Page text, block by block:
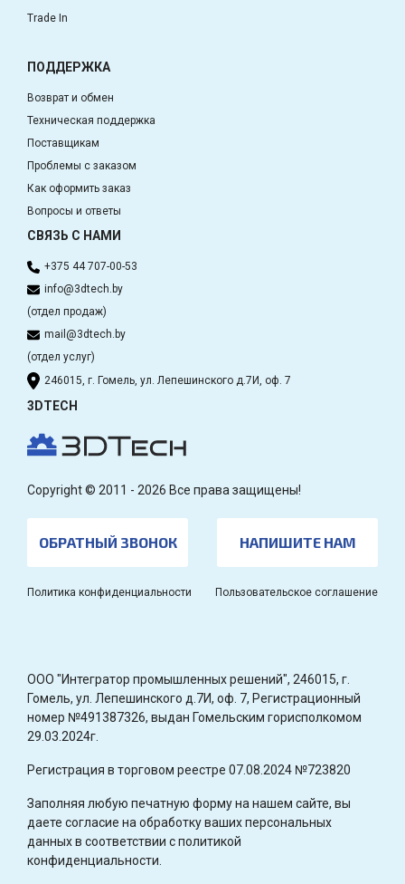
Trade In
ПОДДЕРЖКА
Возврат и обмен
Техническая поддержка
Поставщикам
Проблемы с заказом
Как оформить заказ
Вопросы и ответы
СВЯЗЬ С НАМИ
+375 44 707-00-53
info@3dtech.by
(отдел продаж)
mail@3dtech.by
(отдел услуг)
246015, г. Гомель, ул. Лепешинского д.7И, оф. 7
3DTECH
Copyright © 2011 - 2026 Все права защищены!
ОБРАТНЫЙ ЗВОНОК НАПИШИТЕ НАМ
Политика конфиденциальности Пользовательское соглашение
OOO "Интегратор промышленных решений", 246015, г.
Гомель, ул. Лепешинского д.7И, оф. 7, Регистрационный
номер №491387326, выдан Гомельским горисполкомом
29.03.2024г.
Регистрация в торговом реестре 07.08.2024 №723820
Заполняя любую печатную форму на нашем сайте, вы
даете согласие на обработку ваших персональных
данных в соответствии с политикой
конфиденциальности.